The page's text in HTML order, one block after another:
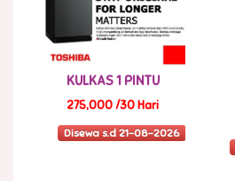
KULKAS 1 PINTU
275,000 /30 Hari
Disewa s.d 21-08-2026